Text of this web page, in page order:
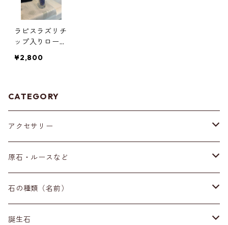
ラピスラズリチ
ップ入りロール
¥2,800
CATEGORY
アクセサリー
ブレスレット
イヤリング・ピアス
ネックレス・ペンダントトップ
原石・ルースなど
原石
丸玉
石の種類（名前）
ア行
誕生石